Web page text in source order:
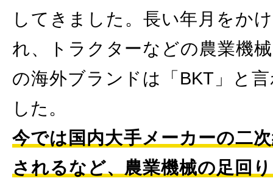
してきました。長い年月をか
れ、トラクターなどの農業機
の海外ブランドは「BKT」と
した。
今では国内大手メーカーの二
されるなど、農業機械の足回